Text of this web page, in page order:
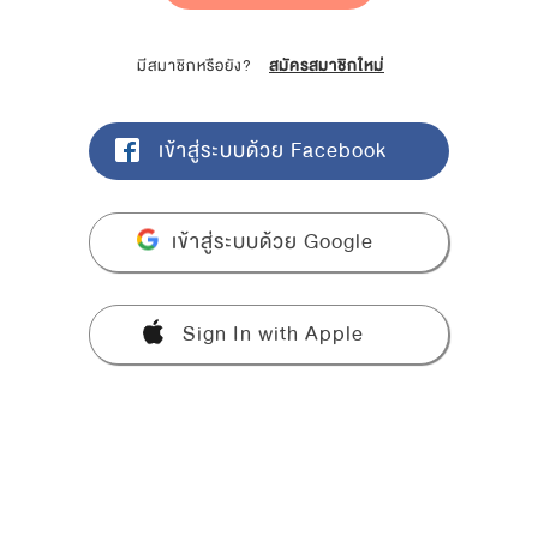
มีสมาชิกหรือยัง? สมัครสมาชิกใหม่
เข้าสู่ระบบด้วย Facebook
เข้าสู่ระบบด้วย Google
Sign In with Apple